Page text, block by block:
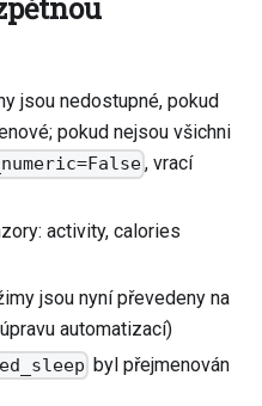
jsou nedostupné, pokud
pokud nejsou všichni
, vrací
activity, calories
jsou nyní převedeny na
automatizací)
byl přejmenován